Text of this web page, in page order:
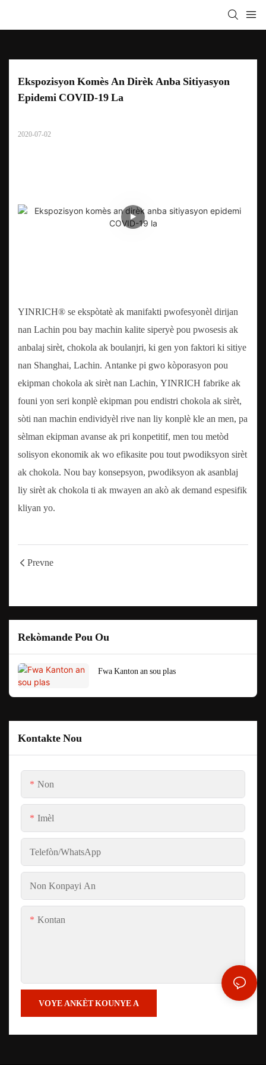
Ekspozisyon Komès An Dirèk Anba Sitiyasyon
Epidemi COVID-19 La
2020-07-02
YINRICH® se ekspòtatè ak manifakti pwofesyonèl dirijan
nan Lachin pou bay machin kalite siperyè pou pwosesis ak
anbalaj sirèt, chokola ak boulanjri, ki gen yon faktori ki sitiye
nan Shanghai, Lachin. Antanke pi gwo kòporasyon pou
ekipman chokola ak sirèt nan Lachin, YINRICH fabrike ak
founi yon seri konplè ekipman pou endistri chokola ak sirèt,
sòti nan machin endividyèl rive nan liy konplè kle an men, pa
sèlman ekipman avanse ak pri konpetitif, men tou metòd
solisyon ekonomik ak wo efikasite pou tout pwodiksyon sirèt
ak chokola. Nou bay konsepsyon, pwodiksyon ak asanblaj
liy sirèt ak chokola ti ak mwayen an akò ak demand espesifik
kliyan yo.
Prevne
Rekòmande Pou Ou
Fwa Kanton an sou plas
Kontakte Nou
Non
Imèl
Telefòn/whatsApp
Non Konpayi An
Kontan
VOYE ANKÈT KOUNYE A